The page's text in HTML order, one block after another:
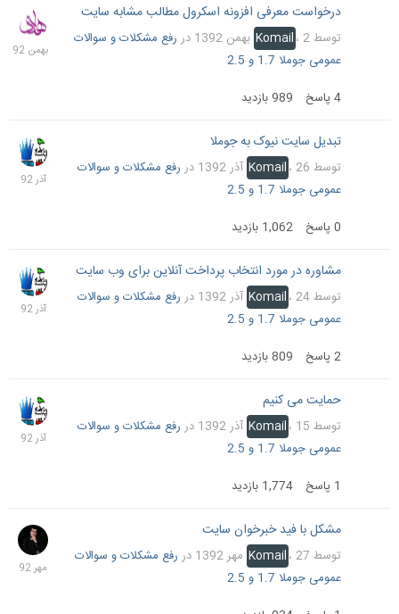
درخواست معرفی افزونه اسکرول مطالب مشابه سایت
توسط Komail ،2 بهمن 1392 دررفع مشکلات و سوالات
عمومی جوملا 1.7 و 2.5
4پاسخ 989 بازدید
بهمن
تبدیل سایت نیوک به جوملا
توسط Komail ،26 آذر 1392 دررفع مشکلات و سوالات
عمومی جوملا 1.7 و 2.5
پاسخ 1,062 بازدید
26
آذر
مشاوره در مورد انتخاب پرداخت آنلاین برای وب سایت
توسط Komail ،24 آذر 1392 دررفع مشکلات و سوالات
عمومی جوملا 1.7 و 2.5
2پاسخ 809 بازدید
24
آذر
حمایت می کنیم
توسط Komail ،15 آذر 1392 دررفع مشکلات و سوالات
عمومی جوملا 1.7 و 2.5
پاسخ 1,774 بازدید
22
آذر
مشکل با فید خبرخوان سایت
توسط Komail ،27 مهر 1392 دررفع مشکلات و سوالات
عمومی جوملا 1.7 و 2.5
27
مهر